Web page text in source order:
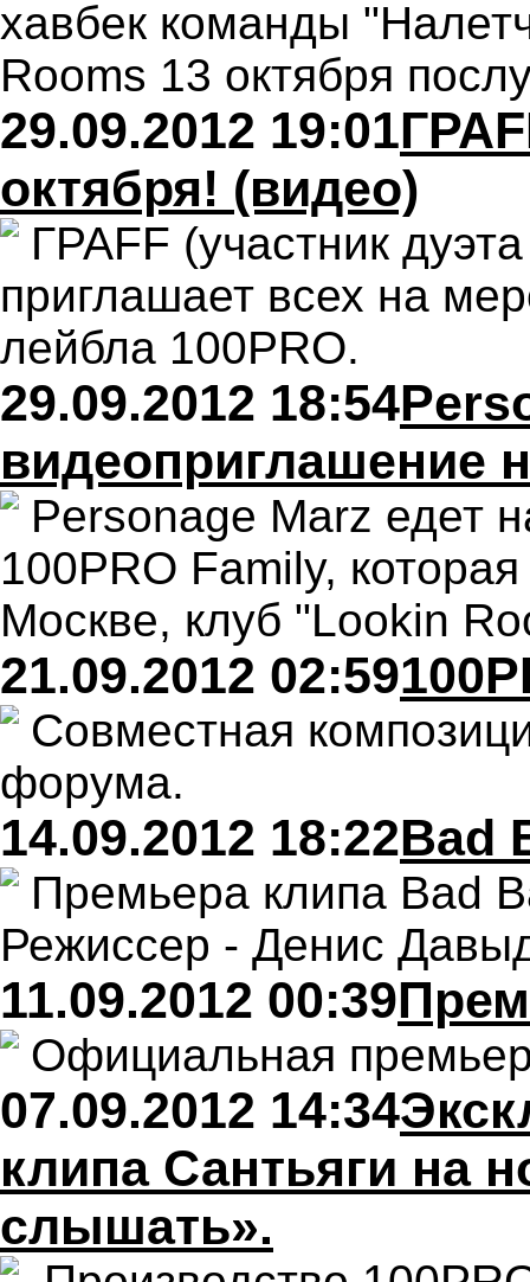
хавбек команды
Rooms 13 октября
29.09.2012 19:01
октября! (видео)
ГРАFF (участник
приглашает всех на
лейбла 100PRO.
29.09.2012 18:54
видеоприглашение
Personage Marz едет
100PRO Family,
Москве, клуб "Lookin
21.09.2012 02:59
Совместная
форума.
14.09.2012 18:22Bad
Премьера клипа Bad
Режиссер - Денис
11.09.2012 00:39
Официальная
07.09.2012 14:34
клипа Сантьяги на
слышать».